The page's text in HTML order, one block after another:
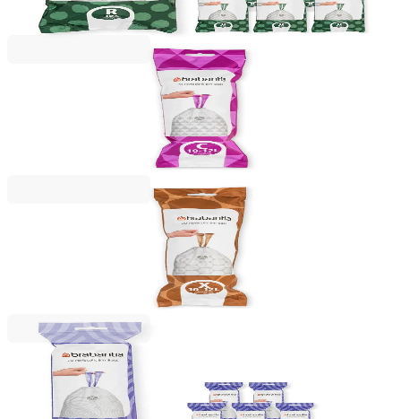
241,49 RON
Saci de gunoi cu șnur Brabantia PerfectFit, cod C,
10-12L, 20 bucăți, albi
Saci de gunoi cu șnur Brabantia PerfectFit, cod X
(NewIcon/Bo), 10-12L, 20 bucăți, albi
Brabantia
Saci de gunoi cu șnur Brabantia PerfectFit
Sort&Go/Built-In, cod D, 15-20L, 120 bucăți, cutie